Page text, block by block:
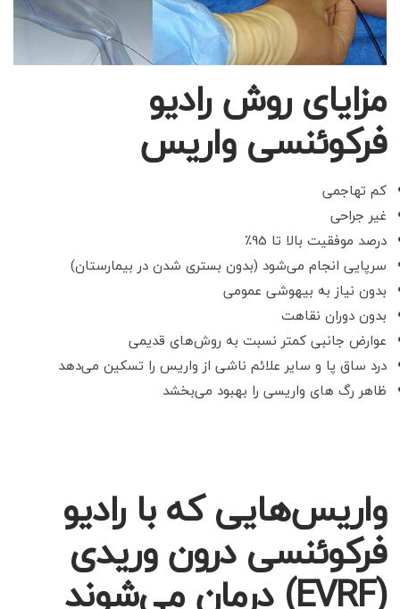
مزایای روش رادیو
فرکوئنسی واریس
کم تهاجمی
غیر جراحی
درصد موفقیت بالا تا 95٪
سرپایی انجام می‌شود (بدون بستری شدن در بیمارستان)
بدون نیاز به بیهوشی عمومی
بدون دوران نقاهت
عوارض جانبی کمتر نسبت به روش‌های قدیمی
درد ساق پا و سایر علائم ناشی از واریس را تسکین می‌دهد
ظاهر رگ های واریسی را بهبود می‌بخشد
‌واریس‌هایی که با رادیو
فرکوئنسی درون وریدی
(EVRF) درمان می‌ شوند